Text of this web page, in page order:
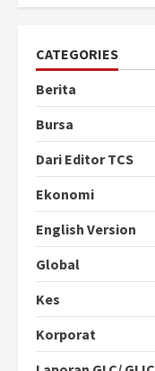
CATEGORIES
Berita
Bursa
Dari Editor TCS
Ekonomi
English Version
Global
Kes
Korporat